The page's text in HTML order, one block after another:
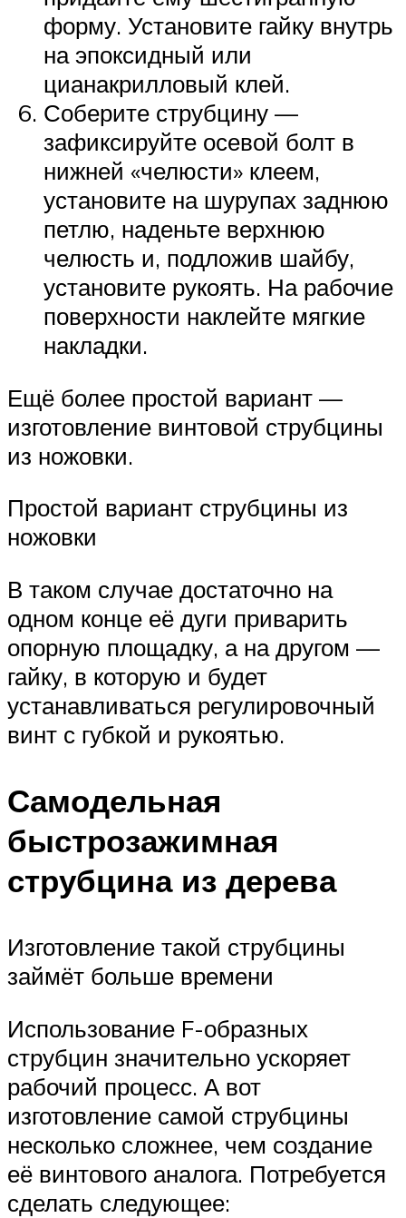
форму. Установите гайку внутрь
на эпоксидный или
цианакрилловый клей.
Соберите струбцину —
зафиксируйте осевой болт в
нижней «челюсти» клеем,
установите на шурупах заднюю
петлю, наденьте верхнюю
челюсть и, подложив шайбу,
установите рукоять. На рабочие
поверхности наклейте мягкие
накладки.
Ещё более простой вариант —
изготовление винтовой струбцины
из ножовки.
Простой вариант струбцины из
ножовки
В таком случае достаточно на
одном конце её дуги приварить
опорную площадку, а на другом —
гайку, в которую и будет
устанавливаться регулировочный
винт с губкой и рукоятью.
Самодельная
быстрозажимная
струбцина из дерева
Изготовление такой струбцины
займёт больше времени
Использование F-образных
струбцин значительно ускоряет
рабочий процесс. А вот
изготовление самой струбцины
несколько сложнее, чем создание
её винтового аналога. Потребуется
сделать следующее: